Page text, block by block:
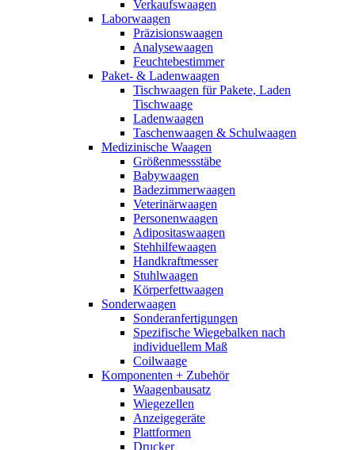
Verkaufswaagen
Laborwaagen
Präzisionswaagen
Analysewaagen
Feuchtebestimmer
Paket- & Ladenwaagen
Tischwaagen für Pakete, Laden
Tischwaage
Ladenwaagen
Taschenwaagen & Schulwaagen
Medizinische Waagen
Größenmessstäbe
Babywaagen
Badezimmerwaagen
Veterinärwaagen
Personenwaagen
Adipositaswaagen
Stehhilfewaagen
Handkraftmesser
Stuhlwaagen
Körperfettwaagen
Sonderwaagen
Sonderanfertigungen
Spezifische Wiegebalken nach
individuellem Maß
Coilwaage
Komponenten + Zubehör
Waagenbausatz
Wiegezellen
Anzeigegeräte
Plattformen
Drucker